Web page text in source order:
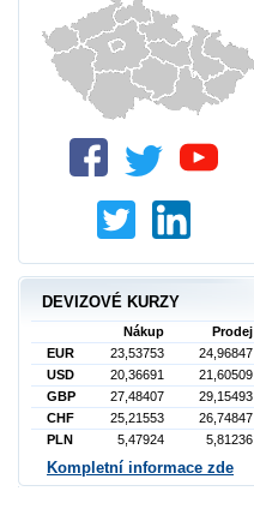
DEVIZOVÉ KURZY
Nákup
Prodej
EUR
23,53753
24,96847
USD
20,36691
21,60509
GBP
27,48407
29,15493
CHF
25,21553
26,74847
PLN
5,47924 5,81236
Kompletní informace zde